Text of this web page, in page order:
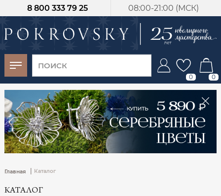
08:00-21:00 (МСК)
8 800 333 79 25
0 0
Главная Каталог
КАТАЛОГ
-30%
от 15 дней с
момента оплаты